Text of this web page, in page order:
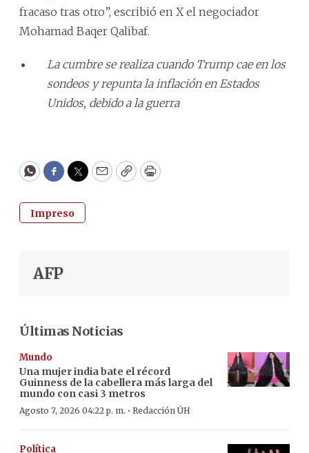
fracaso tras otro”, escribió en X el negociador
Mohamad Baqer Qalibaf.
La cumbre se realiza cuando Trump cae en los
sondeos y repunta la inflación en Estados
Unidos, debido a la guerra
WhatsApp
Facebook
Twitter
EmailCopyPrint
Impreso
AFP
Últimas Noticias
Mundo
Una mujer india bate el récord
Guinness de la cabellera más larga del
mundo con casi 3 metros
Agosto 7, 2026 04:22 p. m. · Redacción ÚH
Política